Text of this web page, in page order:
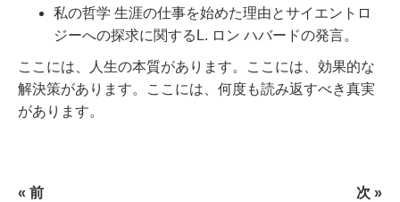
私の哲学 生涯の仕事を始めた理由とサイエントロ
ジーへの探求に関するL. ロン ハバードの発言。
ここには、人生の本質があります。ここには、効果的な
解決策があります。ここには、何度も読み返すべき真実
があります。
« 前 次 »